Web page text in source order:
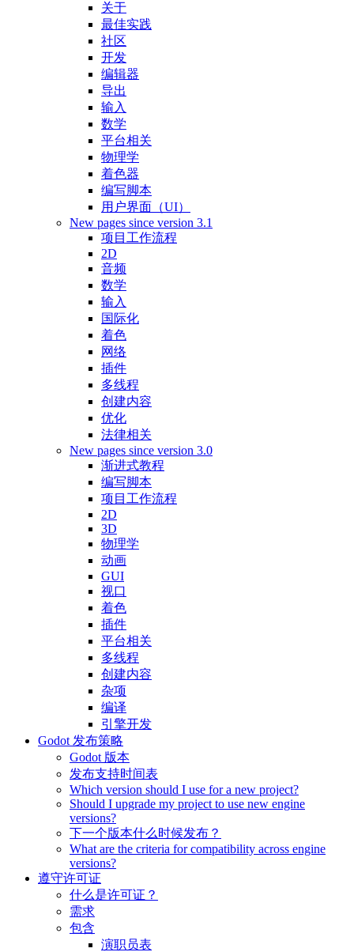
关于
最佳实践
社区
开发
编辑器
导出
输入
数学
平台相关
物理学
着色器
编写脚本
用户界面（UI）
New pages since version 3.1
项目工作流程
2D
音频
数学
输入
国际化
着色
网络
插件
多线程
创建内容
优化
法律相关
New pages since version 3.0
渐进式教程
编写脚本
项目工作流程
2D
3D
物理学
动画
GUI
视口
着色
插件
平台相关
多线程
创建内容
杂项
编译
引擎开发
Godot 发布策略
Godot 版本
发布支持时间表
Which version should I use for a new project?
Should I upgrade my project to use new engine
versions?
下一个版本什么时候发布？
What are the criteria for compatibility across engine
versions?
遵守许可证
什么是许可证？
需求
包含
演职员表